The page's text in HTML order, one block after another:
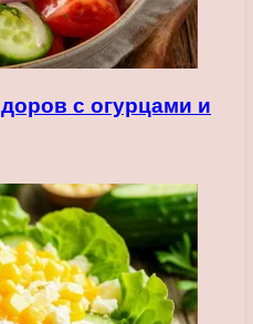
с огурцами и